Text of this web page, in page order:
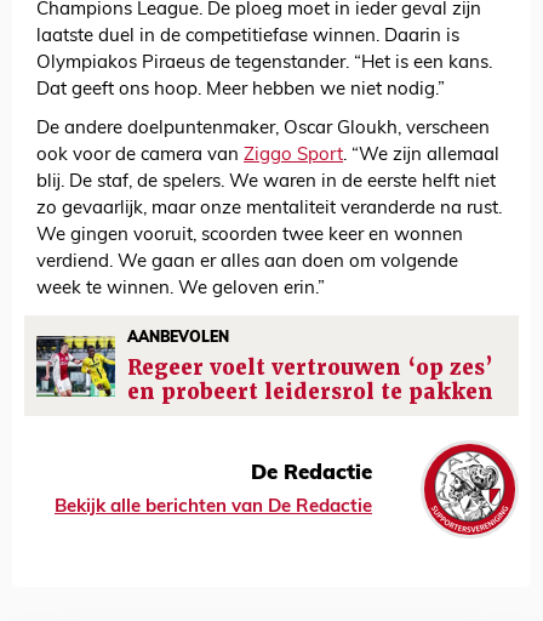
Champions League. De ploeg moet in ieder geval zijn
laatste duel in de competitiefase winnen. Daarin is
Olympiakos Piraeus de tegenstander. “Het is een kans.
Dat geeft ons hoop. Meer hebben we niet nodig.”
De andere doelpuntenmaker, Oscar Gloukh, verscheen
ook voor de camera van Ziggo Sport. “We zijn allemaal
blij. De staf, de spelers. We waren in de eerste helft niet
zo gevaarlijk, maar onze mentaliteit veranderde na rust.
We gingen vooruit, scoorden twee keer en wonnen
verdiend. We gaan er alles aan doen om volgende
week te winnen. We geloven erin.”
AANBEVOLEN
Regeer voelt vertrouwen ‘op zes’
en probeert leidersrol te pakken
De Redactie
Bekijk alle berichten van De Redactie